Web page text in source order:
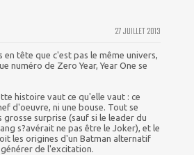
27 JUILLET 2013
tête que c'est pas le même univers,
numéro de Zero Year, Year One se
histoire vaut ce qu'elle vaut : ce
d'oeuvre, ni une bouse. Tout se
grosse surprise (sauf si le leader du
s?avérait ne pas être le Joker), et le
les origines d'un Batman alternatif
de l'excitation.